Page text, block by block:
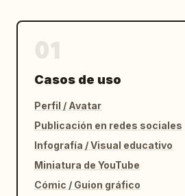
Casos de uso
Perfil / Avatar
Publicación en redes sociales
Infografía / Visual educativo
Miniatura de YouTube
Cómic / Guion gráfico